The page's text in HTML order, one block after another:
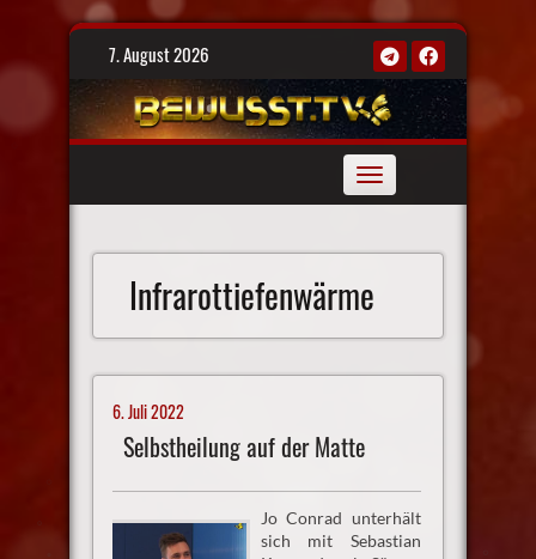
Skip
7. August 2026
Toggle
navigation
Infrarottiefenwärme
6. Juli 2022
Selbstheilung auf der Matte
Jo Conrad unterhält
sich mit Sebastian